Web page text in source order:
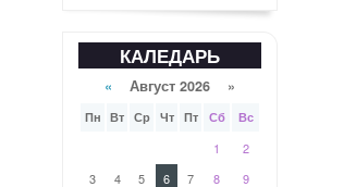
КАЛЕДАРЬ
« Август 2026 »
Пн Вт Ср Чт Пт Сб Вс
1
2
3
4 5 6 7 8 9